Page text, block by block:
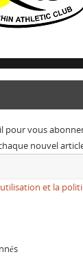
pour vous
nouvel
et la